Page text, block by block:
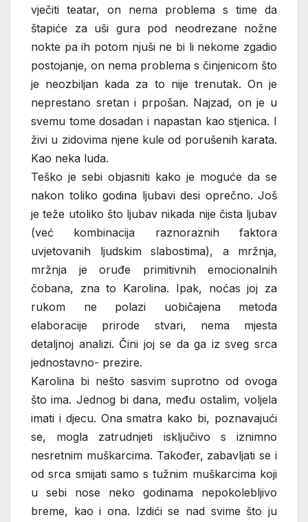
vječiti teatar, on nema problema s time da
štapiće za uši gura pod neodrezane nožne
nokte pa ih potom njuši ne bi li nekome zgadio
postojanje, on nema problema s činjenicom što
je neozbiljan kada za to nije trenutak. On je
neprestano sretan i prpošan. Najzad, on je u
svemu tome dosadan i napastan kao stjenica. I
živi u zidovima njene kule od porušenih karata.
Kao neka luda.
Teško je sebi objasniti kako je moguće da se
nakon toliko godina ljubavi desi oprečno. Još
je teže utoliko što ljubav nikada nije čista ljubav
(već kombinacija raznoraznih faktora
uvjetovanih ljudskim slabostima), a mržnja,
mržnja je oruđe primitivnih emocionalnih
čobana, zna to Karolina. Ipak, noćas joj za
rukom ne polazi uobičajena metoda
elaboracije prirode stvari, nema mjesta
detaljnoj analizi. Čini joj se da ga iz sveg srca
jednostavno- prezire.
Karolina bi nešto sasvim suprotno od ovoga
što ima. Jednog bi dana, među ostalim, voljela
imati i djecu. Ona smatra kako bi, poznavajući
se, mogla zatrudnjeti isključivo s iznimno
nesretnim muškarcima. Također, zabavljati se i
od srca smijati samo s tužnim muškarcima koji
u sebi nose neko godinama nepokolebljivo
breme, kao i ona. Izdići se nad svime što ju